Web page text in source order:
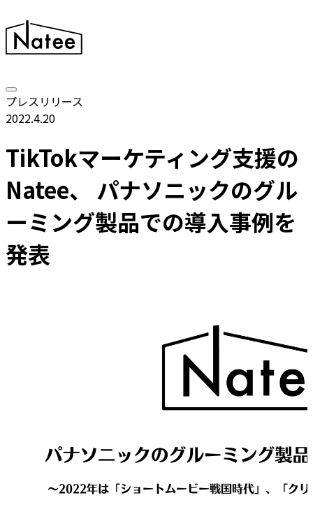
プレスリリース
2022.4.20
TikTokマーケティング支援の
Natee、 パナソニックのグル
ーミング製品での導入事例を
発表